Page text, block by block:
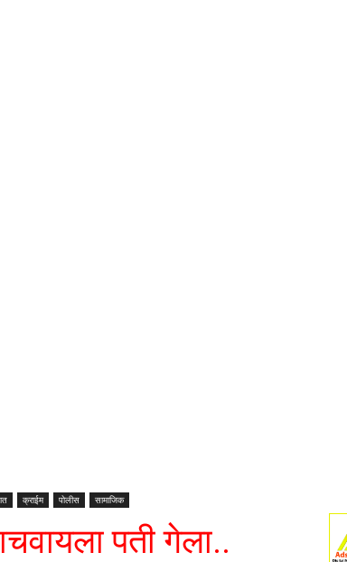
क्राईम पोलीस सामाजिक
पती गेला..